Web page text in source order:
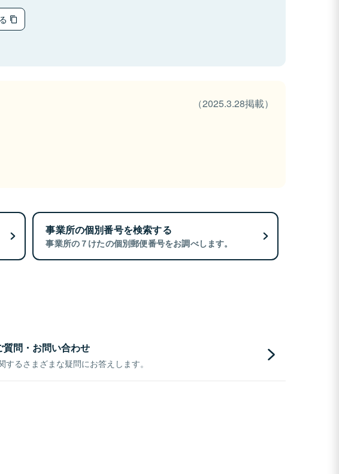
（2025.3.28掲載）
事業所の個別番号を検索する
事業所の７けたの個別郵便番号をお調べします。
質問・お問い合わせ
するさまざまな疑問にお答えします。